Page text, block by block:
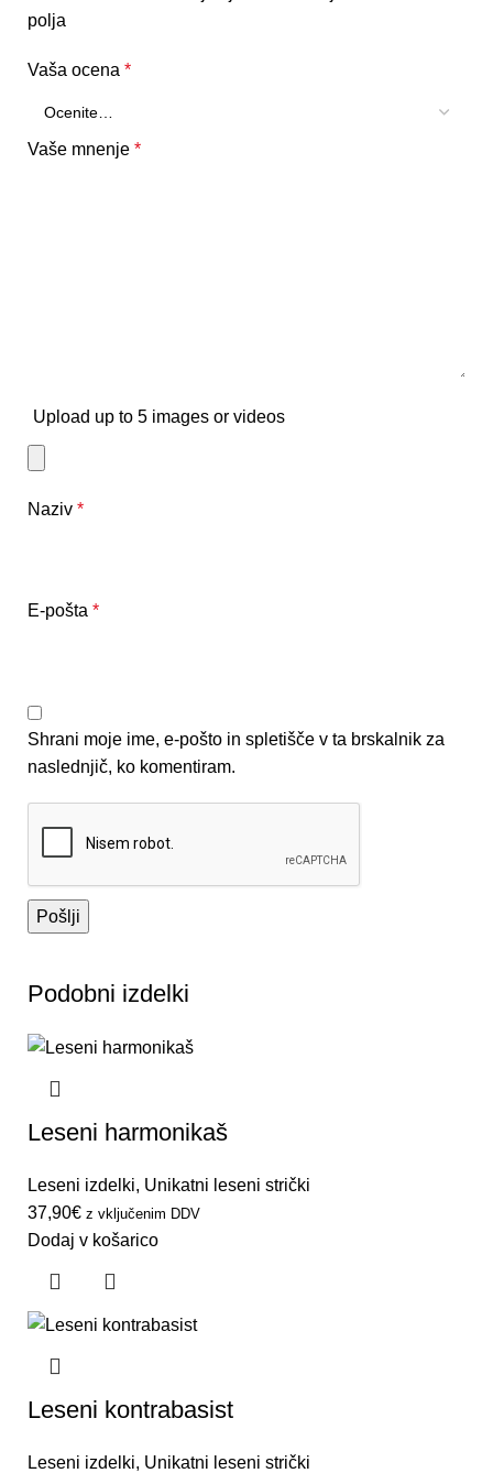
polja
Vaša ocena *
Vaše mnenje *
Upload up to 5 images or videos
Naziv *
E-pošta *
Shrani moje ime, e-pošto in spletišče v ta brskalnik za
naslednjič, ko komentiram.
Podobni izdelki
Leseni harmonikaš
Leseni izdelki, Unikatni leseni strički
37,90€ z vključenim DDV
Dodaj v košarico
Leseni kontrabasist
Leseni izdelki, Unikatni leseni strički